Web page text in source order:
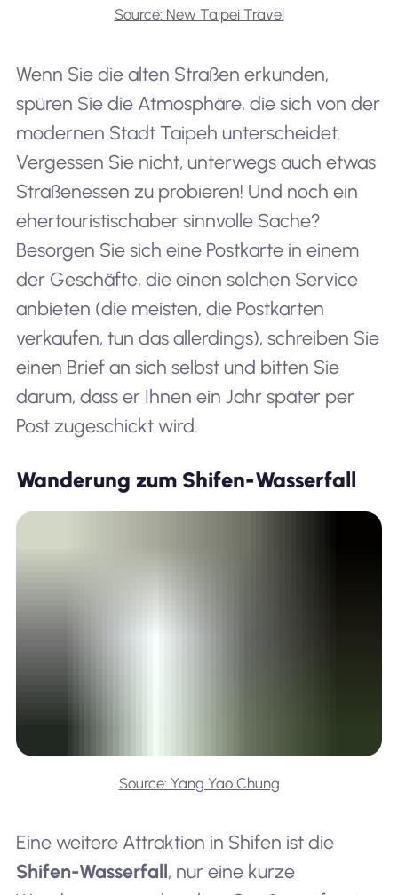
Source: New Taipei Travel
Wenn Sie die alten Straßen erkunden,
spüren Sie die Atmosphäre, die sich von der
modernen Stadt Taipeh unterscheidet.
Vergessen Sie nicht, unterwegs auch etwas
Straßenessen zu probieren! Und noch ein
ehertouristischaber sinnvolle Sache?
Besorgen Sie sich eine Postkarte in einem
der Geschäfte, die einen solchen Service
anbieten (die meisten, die Postkarten
verkaufen, tun das allerdings), schreiben Sie
einen Brief an sich selbst und bitten Sie
darum, dass er Ihnen ein Jahr später per
Post zugeschickt wird.
Wanderung zum Shifen-Wasserfall
Source: Yang Yao Chung
Eine weitere Attraktion in Shifen ist die
Shifen-Wasserfall , nur eine kurze